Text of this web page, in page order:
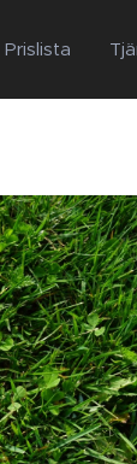
Prislista